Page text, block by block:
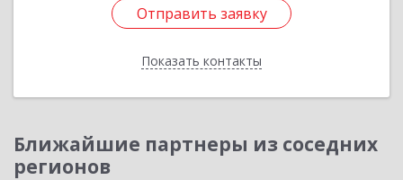
Отправить заявку
Показать контакты
Отправить заявку
Назад
Ближайшие партнеры из соседних
регионов